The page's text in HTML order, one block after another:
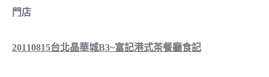
門店
20110815台北晶華城B3~富記港式茶餐廳食記